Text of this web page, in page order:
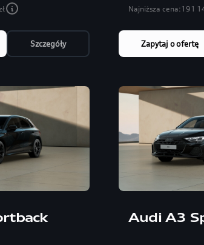
Szczegóły
Najniższa cena:191
Zapytaj o ofertę
Audi A3